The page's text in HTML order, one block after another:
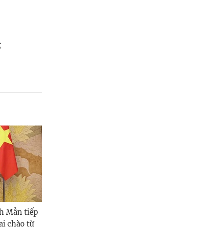
Mẫn tiếp
chào từ